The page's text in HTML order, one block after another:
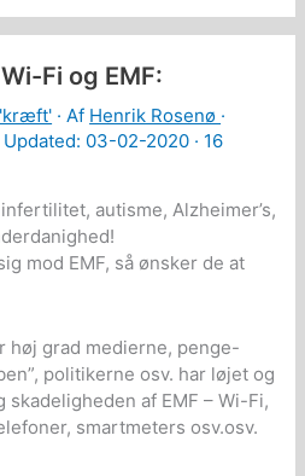
Fi og EMF:
'kræft' · Af Henrik Rosenø ·
Updated: 03-02-2020 · 16
autisme, Alzheimer’s,
mod EMF, så ønsker de at
høj grad medierne, penge-
politikerne osv. har løjet og
af EMF – Wi-Fi,
smartmeters osv.osv.